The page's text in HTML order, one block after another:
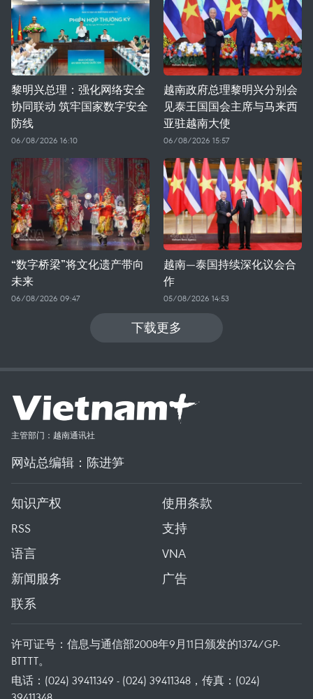
黎明兴总理：强化网络安全
协同联动 筑牢国家数字安全
防线
06/08/2026 16:10
越南政府总理黎明兴分别会
见泰王国国会主席与马来西
亚驻越南大使
06/08/2026 15:57
“数字桥梁”将文化遗产带向
未来
06/08/2026 09:47
越南—泰国持续深化议会合
作
05/08/2026 14:53
下载更多
主管部门：越南通讯社
网站总编辑：陈进笋
知识产权
使用条款
RSS
支持
语言
VNA
新闻服务
广告
联系
许可证号：信息与通信部2008年9月11日颁发的1374/GP-
BTTTT。
电话：(024) 39411349 - (024) 39411348，传真：(024)